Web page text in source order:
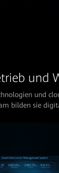
und
und
bilden sie